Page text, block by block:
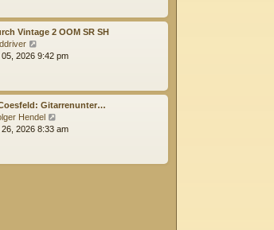
s
t
r
i
t
r
a
Vintage 2 OOM SR SH
e
s
e
r
i
05, 2026 9:42 pm
Gitarrenunter…
Hendel
e
s
2026 8:33 am